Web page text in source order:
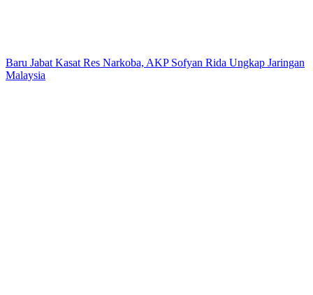
Baru Jabat Kasat Res Narkoba, AKP Sofyan Rida Ungkap Jaringan
Malaysia